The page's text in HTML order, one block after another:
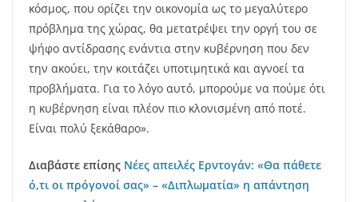
κόσμος, που ορίζει την οικονομία ως το μεγαλύτερο
πρόβλημα της χώρας, θα μετατρέψει την οργή του σε
ψήφο αντίδρασης ενάντια στην κυβέρνηση που δεν
την ακούει, την κοιτάζει υποτιμητικά και αγνοεί τα
προβλήματα. Για το λόγο αυτό, μπορούμε να πούμε ότι
η κυβέρνηση είναι πλέον πιο κλονισμένη από ποτέ.
Είναι πολύ ξεκάθαρο».
Διαβάστε επίσης Νέες απειλές Ερντογάν: «Θα πάθετε
ό,τι οι πρόγονοί σας» – «Διπλωματία» η απάντηση